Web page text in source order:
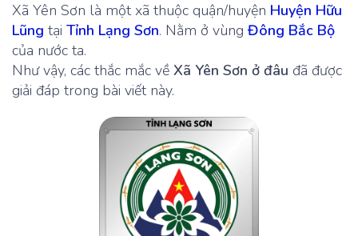
Xã Yên Sơn là một xã thuộc quận/huyện Huyện Hữu
Lũng tại Tỉnh Lạng Sơn. Nằm ở vùngĐông Bắc Bộ
của nước ta.
Như vậy, các thắc mắc về Xã Yên Sơn ở đâu đã được
giải đáp trong bài viết này.